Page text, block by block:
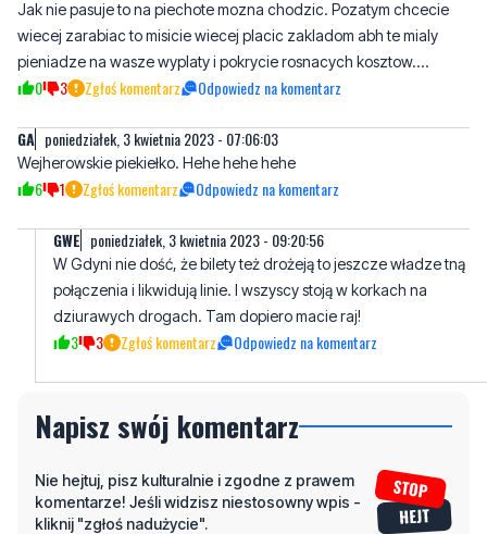
2 4 Zgłoś komentarz Odpowiedz na komentarz
!R poniedziałek, 3 kwietnia 2023 - 05:43:04
Jak nie pasuje to na piechote mozna chodzic. Pozatym chcecie
pieniadze na wasze wyplaty i pokrycie rosnacych kosztow....
0 3 Zgłoś komentarz Odpowiedz na komentarz
Wejherowskie piekiełko. Hehe hehe hehe
1 Zgłoś komentarz Odpowiedz na komentarz
GWE poniedziałek, 3 kwietnia 2023 - 09:20:56
W Gdyni nie dość, że bilety też drożeją to jeszcze władze tną
3 3 Zgłoś komentarz Odpowiedz na komentarz
Napisz swój komentarz